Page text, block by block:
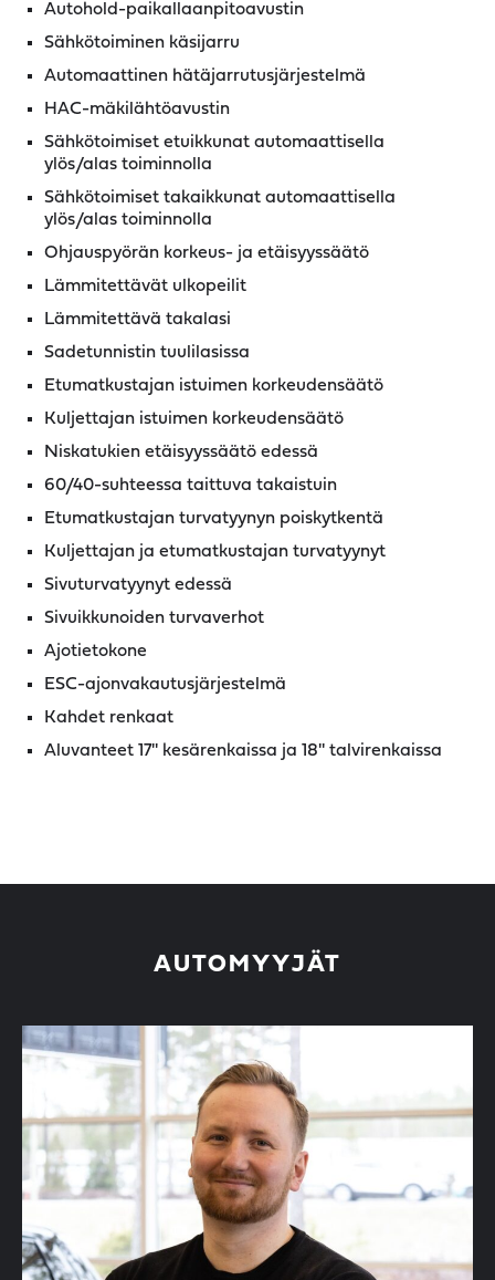
Autohold-paikallaanpitoavustin
Sähkötoiminen käsijarru
Automaattinen hätäjarrutusjärjestelmä
HAC-mäkilähtöavustin
Sähkötoimiset etuikkunat automaattisella
ylös/alas toiminnolla
Sähkötoimiset takaikkunat automaattisella
ylös/alas toiminnolla
Ohjauspyörän korkeus- ja etäisyyssäätö
Lämmitettävät ulkopeilit
Lämmitettävä takalasi
Sadetunnistin tuulilasissa
Etumatkustajan istuimen korkeudensäätö
Kuljettajan istuimen korkeudensäätö
Niskatukien etäisyyssäätö edessä
60/40-suhteessa taittuva takaistuin
Etumatkustajan turvatyynyn poiskytkentä
Kuljettajan ja etumatkustajan turvatyynyt
Sivuturvatyynyt edessä
Sivuikkunoiden turvaverhot
Ajotietokone
ESC-ajonvakautusjärjestelmä
Kahdet renkaat
Aluvanteet 17'' kesärenkaissa ja 18'' talvirenkaissa
AUTOMYYJÄT